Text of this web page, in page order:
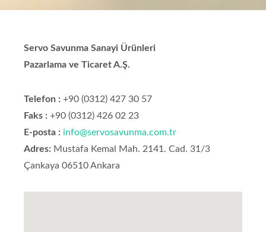
Servo Savunma Sanayi Ürünleri
Pazarlama ve Ticaret A.Ş.
Telefon : +90 (0312) 427 30 57
Faks : +90 (0312) 426 02 23
E-posta : info@servosavunma.com.tr
Adres: Mustafa Kemal Mah. 2141. Cad. 31/3
Çankaya 06510 Ankara